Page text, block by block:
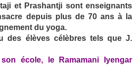
et Prashantji sont enseignants
depuis plus de 70 ans à la
du yoga.
des élèves célèbres tels que J.
école, le Ramamani Iyengar